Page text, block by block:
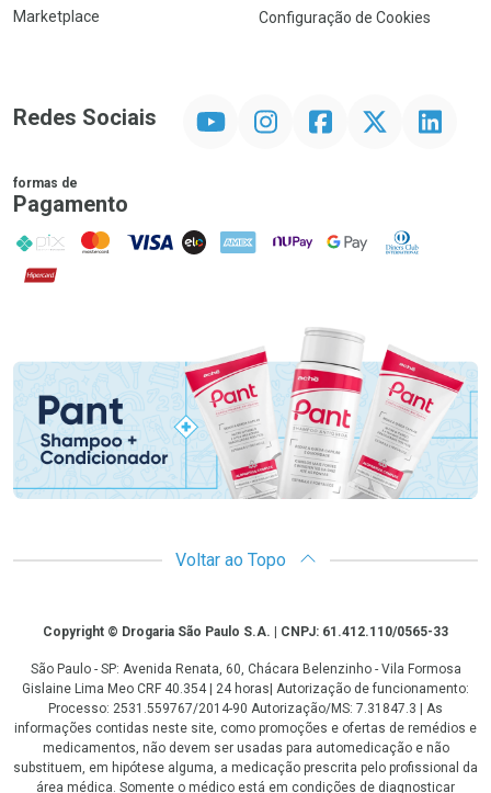
Marketplace
Configuração de Cookies
Redes Sociais InstagramFacebookTwitter Linkedin
formas de
Pagamento
PIX MasterCard
VISA ELO AMEX NuPay Google PayDiners Club
Hipercard
Promoção em Destaque
Voltar ao Topo
CopyrightCopyright © Drogaria São Paulo S.A. | CNPJ: 61.412.110/0565-33
São Paulo - SP: Avenida Renata, 60, Chácara Belenzinho - Vila Formosa
Gislaine Lima Meo CRF 40.354 | 24 horas| Autorização de funcionamento:
Processo: 2531.559767/2014-90 Autorização/MS: 7.31847.3 | As
informações contidas neste site, como promoções e ofertas de remédios e
medicamentos, não devem ser usadas para automedicação e não
substituem, em hipótese alguma, a medicação prescrita pelo profissional da
área médica. Somente o médico está em condições de diagnosticar